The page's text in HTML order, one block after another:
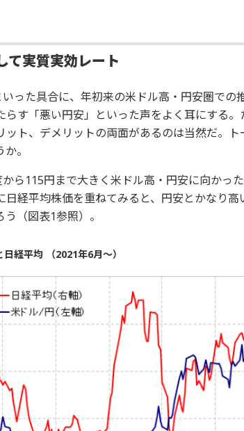
て実質実効レート
った具合に、年初来の米ドル高・円安圏での
らす「悪い円安」といった声をよく耳にする
ット、デメリットの両面があるのは当然だ。
。
ら115円まで大きく米ドル高・円安に向かっ
日経平均株価を重ねてみると、円安とかなり
（図表1参照）。
日経平均 （2021年6月～）